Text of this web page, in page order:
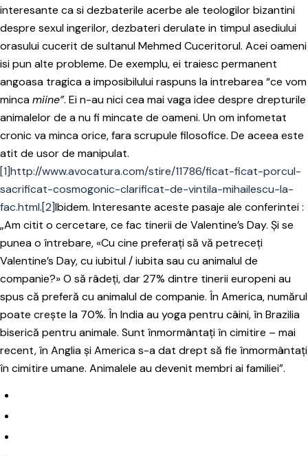
interesante ca si dezbaterile acerbe ale teologilor bizantini
despre sexul ingerilor, dezbateri derulate in timpul asediului
orasului cucerit de sultanul Mehmed Cuceritorul. Acei oameni
isi pun alte probleme. De exemplu, ei traiesc permanent
angoasa tragica a imposibilului raspuns la intrebarea “ce vom
mincamiine”. Ei n-au nici cea mai vaga idee despre drepturile
animalelor de a nu fi mincate de oameni. Un om infometat
cronic va minca orice, fara scrupule filosofice. De aceea este
atit de usor de manipulat.
[1]http://www.avocatura.com/stire/11786/ficat-ficat-porcul-
sacrificat-cosmogonic-clarificat-de-vintila-mihailescu-la-
fac.html.[2]Ibidem. Interesante aceste pasaje ale conferintei :
„Am citit o cercetare, ce fac tinerii de Valentine’s Day. Și se
punea o întrebare, «Cu cine preferați să vă petreceți
Valentine’s Day, cu iubitul / iubita sau cu animalul de
companie?» O să râdeți, dar 27% dintre tinerii europeni au
spus că preferă cu animalul de companie. În America, numărul
poate crește la 70%. În India au yoga pentru câini, în Brazilia
biserică pentru animale. Sunt înmormântați în cimitire – mai
recent, în Anglia și America s-a dat drept să fie înmormântați
în cimitire umane. Animalele au devenit membri ai familiei”.